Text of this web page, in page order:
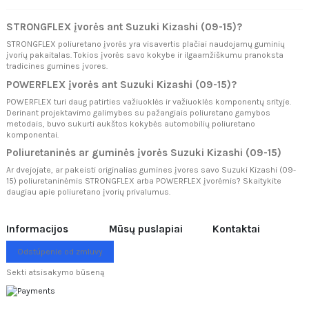
STRONGFLEX įvorės ant Suzuki Kizashi (09-15)?
STRONGFLEX poliuretano įvorės yra visavertis plačiai naudojamų guminių
įvorių pakaitalas. Tokios įvorės savo kokybe ir ilgaamžiškumu pranoksta
tradicines gumines įvores.
POWERFLEX įvorės ant Suzuki Kizashi (09-15)?
POWERFLEX turi daug patirties važiuoklės ir važiuoklės komponentų srityje.
Derinant projektavimo galimybes su pažangiais poliuretano gamybos
metodais, buvo sukurti aukštos kokybės automobilių poliuretano
komponentai.
Poliuretaninės ar guminės įvorės Suzuki Kizashi (09-15)
Ar dvejojate, ar pakeisti originalias gumines įvores savo Suzuki Kizashi (09-
15) poliuretaninėmis STRONGFLEX arba POWERFLEX įvorėmis? Skaitykite
daugiau apie poliuretano įvorių privalumus.
Informacijos Mūsų puslapiai Kontaktai
Odstúpenie od zmluvy
Sekti atsisakymo būseną